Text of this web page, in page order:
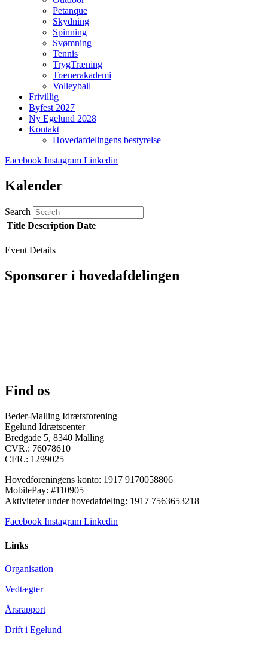
Petanque
Skydning
Spinning
Svømning
Tennis
TrygTræning
Trænerakademi
Volleyball
Frivillig
Byfest 2027
Ny Egelund 2028
Kontakt
Hovedafdelingens bestyrelse
Facebook Instagram Linkedin
Kalender
Search
Title Description Date
Event Details
Sponsorer i hovedafdelingen
Find os
Beder-Malling Idrætsforening
Egelund Idrætscenter
Bredgade 5, 8340 Malling
CVR.: 76078610
CFR.: 1299025
Hovedforeningens konto: 1917 9170058806
MobilePay: #110905
Aktiviteter under hovedafdeling: 1917 7563653218
Facebook Instagram Linkedin
Links
Organisation
Vedtægter
Årsrapport
Drift i Egelund